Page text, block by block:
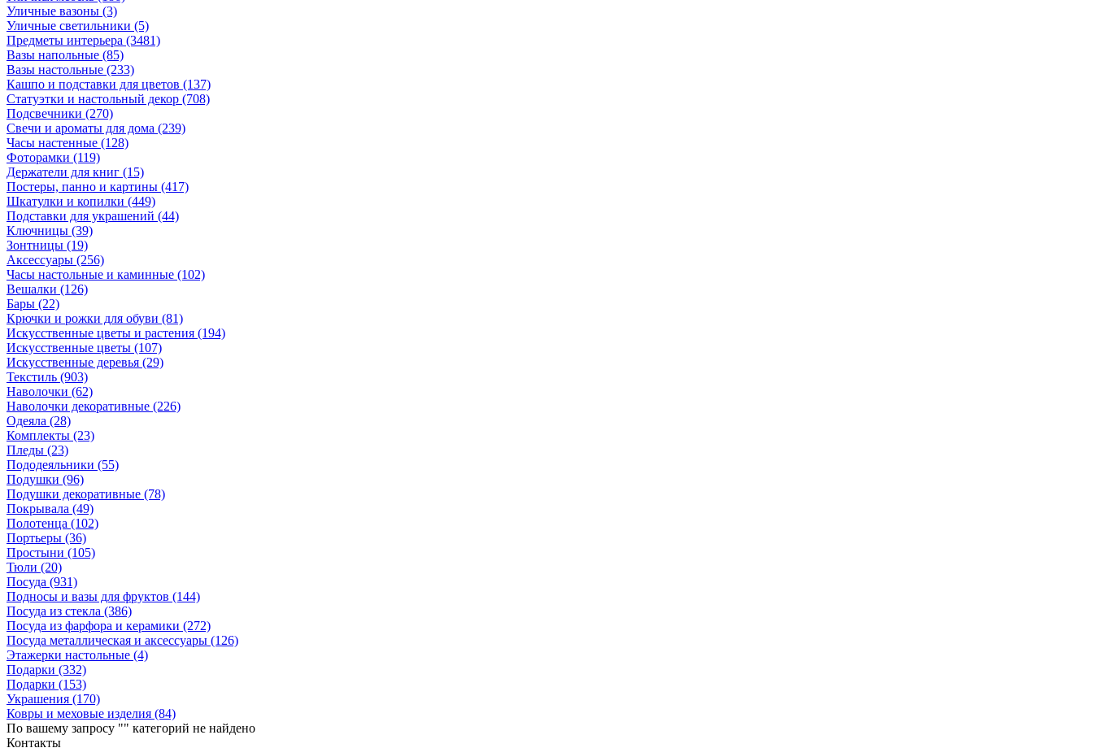
Уличные вазоны (3)
Уличные светильники (5)
Предметы интерьера (3481)
Вазы напольные (85)
Вазы настольные (233)
Кашпо и подставки для цветов (137)
Статуэтки и настольный декор (708)
Подсвечники (270)
Свечи и ароматы для дома (239)
Часы настенные (128)
Фоторамки (119)
Держатели для книг (15)
Постеры, панно и картины (417)
Шкатулки и копилки (449)
Подставки для украшений (44)
Ключницы (39)
Зонтницы (19)
Аксессуары (256)
Часы настольные и каминные (102)
Вешалки (126)
Бары (22)
Крючки и рожки для обуви (81)
Искусственные цветы и растения (194)
Искусственные цветы (107)
Искусcтвенные деревья (29)
Текстиль (903)
Наволочки (62)
Наволочки декоративные (226)
Одеяла (28)
Комплекты (23)
Пледы (23)
Пододеяльники (55)
Подушки (96)
Подушки декоративные (78)
Покрывала (49)
Полотенца (102)
Портьеры (36)
Простыни (105)
Тюли (20)
Посуда (931)
Подносы и вазы для фруктов (144)
Посуда из стекла (386)
Посуда из фарфора и керамики (272)
Посуда металлическая и аксессуары (126)
Этажерки настольные (4)
Подарки (332)
Подарки (153)
Украшения (170)
Ковры и меховые изделия (84)
По вашему запросу "" категорий не найдено
Контакты